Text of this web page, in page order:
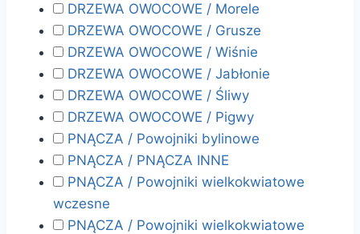
DRZEWA OWOCOWE / Morele
DRZEWA OWOCOWE / Grusze
DRZEWA OWOCOWE / Wiśnie
DRZEWA OWOCOWE / Jabłonie
DRZEWA OWOCOWE / Śliwy
DRZEWA OWOCOWE / Pigwy
PNĄCZA / Powojniki bylinowe
PNĄCZA / PNĄCZA INNE
PNĄCZA / Powojniki wielkokwiatowe
wczesne
PNĄCZA / Powojniki wielkokwiatowe